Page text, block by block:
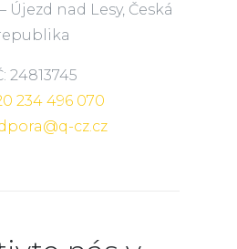
Újezd nad Lesy, Česká
24813745
234 496 070
cz.cz